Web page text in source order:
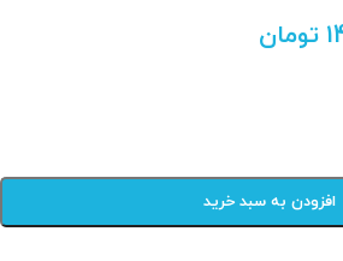
تومان
افزودن به سبد خرید